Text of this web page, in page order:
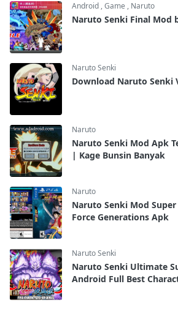
Android ,Game , Naruto
Naruto Senki Final Mod
Naruto Senki
Download Naruto Senki
Naruto
Naruto Senki Mod Apk
| Kage Bunsin Banyak
Naruto
Naruto Senki Mod
Force Generations Apk
Naruto Senki
Naruto Senki Ultimate
Android Full Best